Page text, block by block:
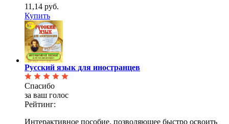
11,14 руб.
Купить
Русский язык для иностранцев
Спасибо
за ваш голос
Рейтинг:
Ин­терактивное пособие, позволяющее быстро освоить